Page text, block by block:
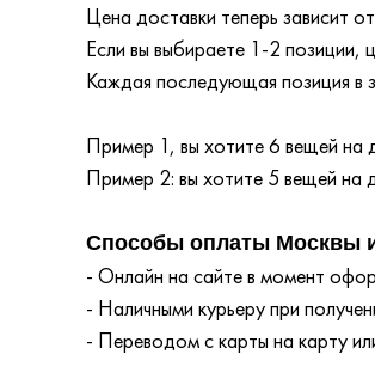
Цена доставки теперь зависит
Если вы выбираете 1-2 позиции,
Каждая последующая позиция в
Пример 1, вы хотите 6 вещей
Пример 2: вы хотите 5 вещей
Способы оплаты Москвы
- Онлайн на сайте в момент
- Наличными курьеру при
- Переводом с карты на карту